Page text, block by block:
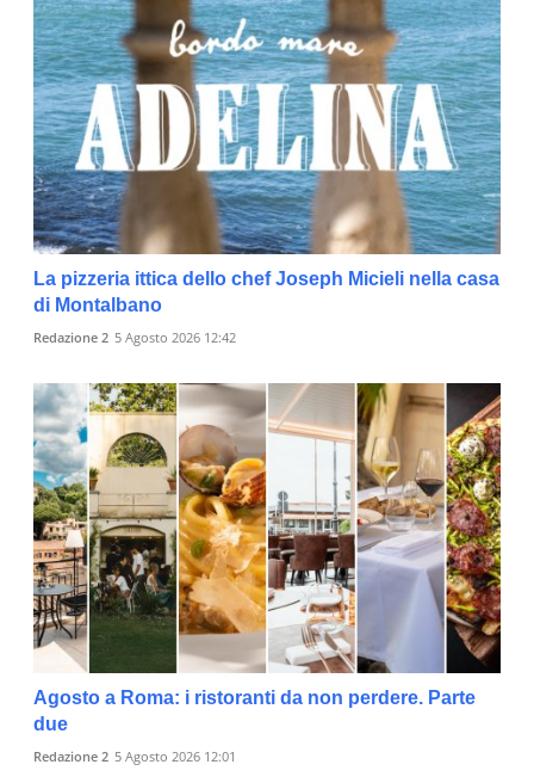
La pizzeria ittica dello chef Joseph Micieli nella casa
di Montalbano
Redazione 2 5 Agosto 2026 12:42
Agosto a Roma: i ristoranti da non perdere. Parte
due
Redazione 2 5 Agosto 2026 12:01